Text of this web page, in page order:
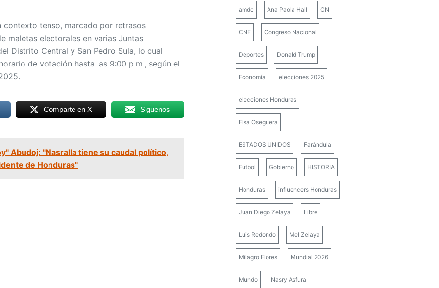
contexto tenso, marcado por retrasos
maletas electorales en varias Juntas
Distrito Central y San Pedro Sula, lo cual
de votación hasta las 9:00 p.m., según el
Comparte en X Siguenos
Abudoj: "Nasralla tiene su caudal político,
de Honduras"
amdc Ana Paola Hall CN
CNE Congreso Nacional
Deportes Donald Trump
Economía elecciones 2025
elecciones Honduras
Elsa Oseguera
ESTADOS UNIDOS Farándula
Fútbol Gobierno HISTORIA
Honduras influencers Honduras
Juan Diego Zelaya Libre
Luis Redondo Mel Zelaya
Milagro Flores Mundial 2026
Mundo Nasry Asfura